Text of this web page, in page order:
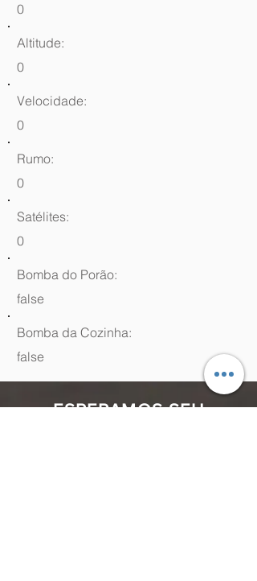
0
Altitude:
0
Velocidade:
0
Rumo:
0
Satélites:
0
Bomba do Porão:
false
Bomba da Cozinha:
false
ESPERAMOS SEU